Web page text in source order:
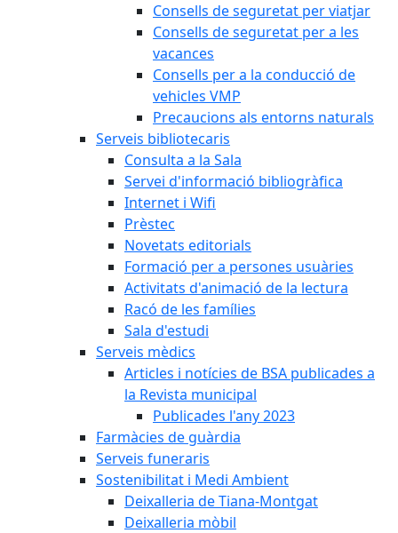
Consells de seguretat per viatjar
Consells de seguretat per a les
vacances
Consells per a la conducció de
vehicles VMP
Precaucions als entorns naturals
Serveis bibliotecaris
Consulta a la Sala
Servei d'informació bibliogràfica
Internet i Wifi
Prèstec
Novetats editorials
Formació per a persones usuàries
Activitats d'animació de la lectura
Racó de les famílies
Sala d'estudi
Serveis mèdics
Articles i notícies de BSA publicades a
la Revista municipal
Publicades l'any 2023
Farmàcies de guàrdia
Serveis funeraris
Sostenibilitat i Medi Ambient
Deixalleria de Tiana-Montgat
Deixalleria mòbil